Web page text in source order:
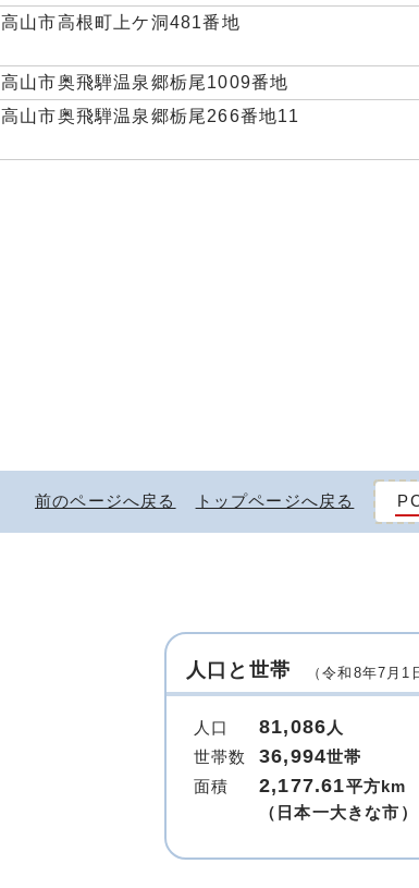
高山市高根町上ケ洞481番地
高山市奥飛騨温泉郷栃尾1009番地
高山市奥飛騨温泉郷栃尾266番地11
前のページへ戻る トップページへ戻る
人口と世帯 （令和8年7月1
人口 81,086 人
世帯数
36,994世帯
面積
2,177.61平方km
（日本一大きな市）